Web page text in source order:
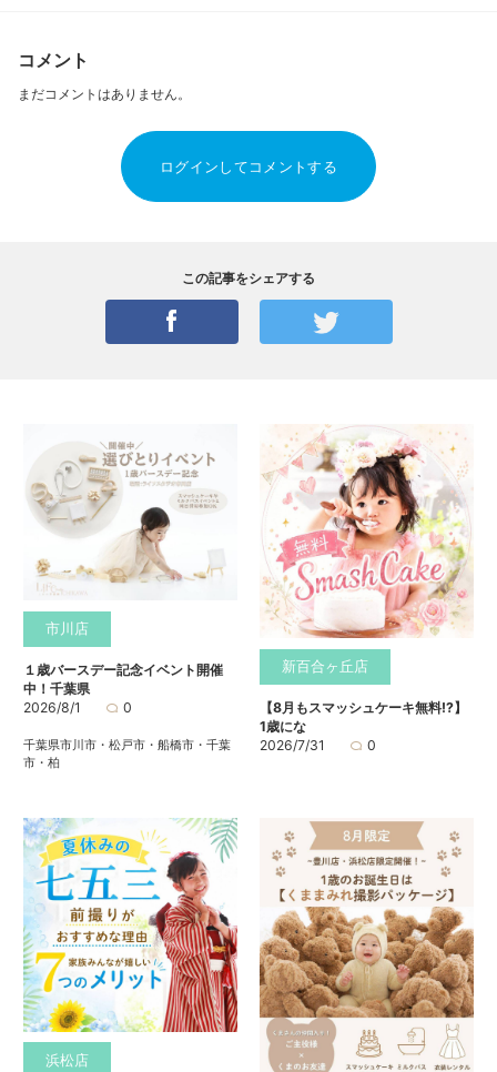
コメント
まだコメントはありません。
ログインしてコメントする
この記事をシェアする
市川店
１歳バースデー記念イベント開催
中！千葉県
2026/8/1
0
千葉県市川市・松戸市・船橋市・千葉
市・柏
新百合ヶ丘店
【8月もスマッシュケーキ無料⁉】
1歳にな
2026/7/31
0
浜松店